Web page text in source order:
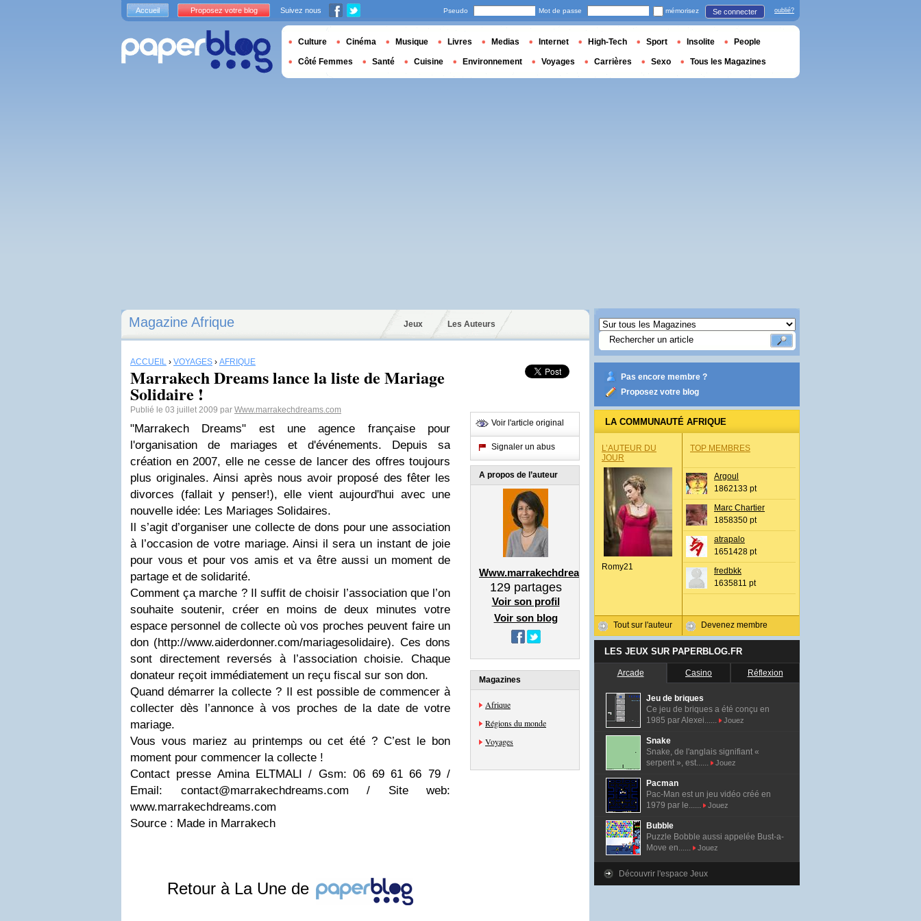
Magazine Afrique Jeux Les Auteurs
ACCUEIL › VOYAGES › AFRIQUE
Marrakech Dreams lance la liste de Mariage
Solidaire !
Publié le 03 juillet 2009 par Www.marrakechdreams.com
"Marrakech Dreams" est une agence française pour
l'organisation de mariages et d'événements. Depuis sa
création en 2007, elle ne cesse de lancer des offres toujours
plus originales. Ainsi après nous avoir proposé des fêter les
divorces (fallait y penser!), elle vient aujourd'hui avec une
nouvelle idée: Les Mariages Solidaires.
Il s’agit d’organiser une collecte de dons pour une association
à l’occasion de votre mariage. Ainsi il sera un instant de joie
pour vous et pour vos amis et va être aussi un moment de
partage et de solidarité.
Comment ça marche ? Il suffit de choisir l’association que l’on
souhaite soutenir, créer en moins de deux minutes votre
espace personnel de collecte où vos proches peuvent faire un
don (http://www.aiderdonner.com/mariagesolidaire). Ces dons
sont directement reversés à l’association choisie. Chaque
donateur reçoit immédiatement un reçu fiscal sur son don.
Quand démarrer la collecte ? Il est possible de commencer à
collecter dès l’annonce à vos proches de la date de votre
mariage.
Vous vous mariez au printemps ou cet été ? C’est le bon
moment pour commencer la collecte !
Contact presse Amina ELTMALI / Gsm: 06 69 61 66 79 /
Email: contact@marrakechdreams.com / Site web:
www.marrakechdreams.com
Source : Made in Marrakech
Retour à La Une de
Voir l'article original
Signaler un abus
A propos de l’auteur
Www.marrakechdreams.com
129partages
Voir son profil
Voir son blog
Magazines
Afrique
Régions du monde
Voyages
Pas encore membre ?
Proposez votre blog
LA COMMUNAUTÉ AFRIQUE
L’AUTEUR DU
JOUR
Romy21
Tout sur l'auteur
TOP MEMBRES
Argoul
1862133 pt
Marc Chartier
1858350 pt
atrapalo
1651428 pt
fredbkk
1635811 pt
Devenez membre
LES JEUX SUR PAPERBLOG.FR
Arcade Casino Réflexion
Jeu de briques
Ce jeu de briques a été conçu en
1985 par Alexei......
Jouez
Snake
Snake, de l'anglais signifiant «
serpent », est......
Jouez
Pacman
Pac-Man est un jeu vidéo créé en
1979 par le......
Jouez
Bubble
Puzzle Bobble aussi appelée Bust-a-
Move en......
Jouez
Découvrir l'espace Jeux
Accueil Proposez votre blog Suivez nous Pseudo Mot de passe mémorisez Se connecter oublié?
Culture Cinéma Musique Livres Medias Internet High-Tech Sport Insolite People
Côté Femmes Santé Cuisine Environnement Voyages Carrières Sexo Tous les Magazines